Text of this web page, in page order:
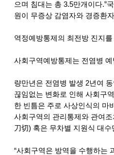
으며 침대는 총 3.5만개이다.”
원이 무증상 감염자와 경증환
역정예방통제의 최전방 진지
사회구역예방통제는 전염병
량만년은 전염병 발생 2년여
끊임없는 변화로 인해 사회구
한 빈틈은 주로 사상인식의 마
사회구역의 관리통제와 관여
刀切) 혹은 무차별 지원식 대
“사회구역은 방역을 수행하는